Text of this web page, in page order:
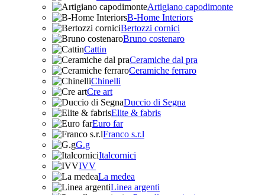
Artigiano capodimonte
B-Home Interiors
Bertozzi cornici
Bruno costenaro
Cattin
Ceramiche dal pra
Ceramiche ferraro
Chinelli
Cre art
Duccio di Segna
Elite & fabris
Euro far
Franco s.r.l
G.g
Italcornici
IVV
La medea
Linea argenti